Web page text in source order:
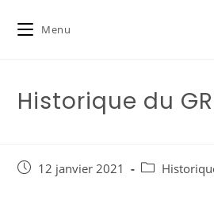
Menu
Historique du
12 janvier 2021